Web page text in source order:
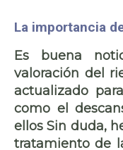
La importancia
Es buena
valoración del
actualizado
como el
ellos Sin duda,
tratamiento de